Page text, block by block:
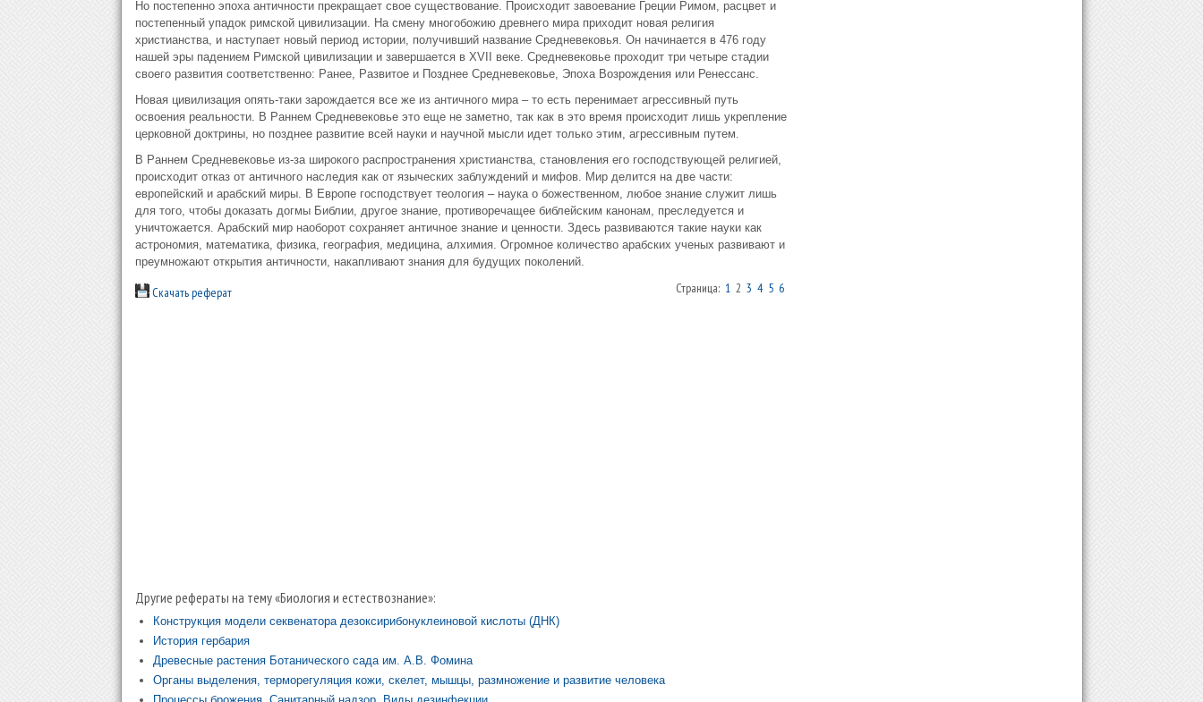
Но постепенно эпоха античности прекращает свое существование. Происходит завоевание Греции Римом, расцвет и
постепенный упадок римской цивилизации. На смену многобожию древнего мира приходит новая религия
христианства, и наступает новый период истории, получивший название Средневековья. Он начинается в 476 году
нашей эры падением Римской цивилизации и завершается в XVII веке. Средневековье проходит три четыре стадии
своего развития соответственно: Ранее, Развитое и Позднее Средневековье, Эпоха Возрождения или Ренессанс.
Новая цивилизация опять-таки зарождается все же из античного мира – то есть перенимает агрессивный путь
освоения реальности. В Раннем Средневековье это еще не заметно, так как в это время происходит лишь укрепление
церковной доктрины, но позднее развитие всей науки и научной мысли идет только этим, агрессивным путем.
В Раннем Средневековье из-за широкого распространения христианства, становления его господствующей религией,
происходит отказ от античного наследия как от языческих заблуждений и мифов. Мир делится на две части:
европейский и арабский миры. В Европе господствует теология – наука о божественном, любое знание служит лишь
для того, чтобы доказать догмы Библии, другое знание, противоречащее библейским канонам, преследуется и
уничтожается. Арабский мир наоборот сохраняет античное знание и ценности. Здесь развиваются такие науки как
астрономия, математика, физика, география, медицина, алхимия. Огромное количество арабских ученых развивают и
преумножают открытия античности, накапливают знания для будущих поколений.
Скачать реферат Страница: 12 3 4 5 6
Другие рефераты на тему «Биология и естествознание»:
Конструкция модели секвенатора дезоксирибонуклеиновой кислоты (ДНК)
История гербария
Древесные растения Ботанического сада им. А.В. Фомина
Органы выделения, терморегуляция кожи, скелет, мышцы, размножение и развитие человека